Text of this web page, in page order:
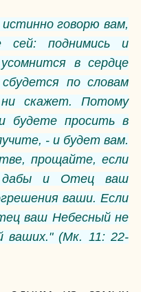
говорю вам,
сей: поднимись и
в сердце
по словам
скажет. Потому
будете просить в
- и будет вам.
прощайте, если
дабы и Отец ваш
ваши. Если
ваш Небесный не
ваших."(Мк. 11: 22-